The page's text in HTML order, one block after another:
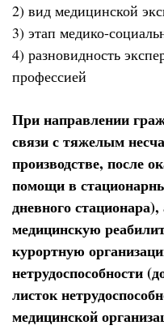
2) вид медицинской
3) этап медико-
4) разновидность
профессией
При направлении
связи с тяжелым
производстве, после
помощи в
дневного
медицинскую
курортную
нетрудоспособности
листок
медицинской